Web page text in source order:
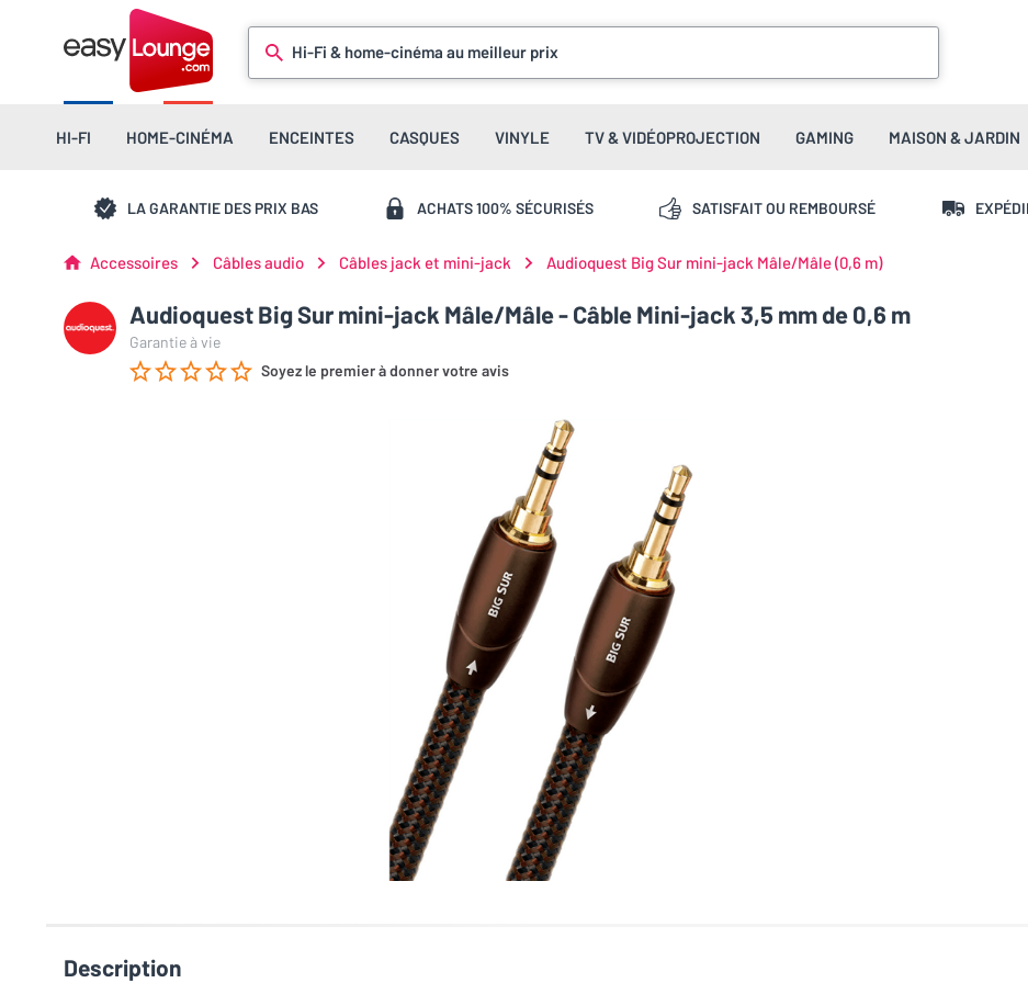
Hi-Fi & home-cinéma au meilleur prix
HI-FI HOME-CINÉMA ENCEINTES CASQUES VINYLE TV & VIDÉOPROJECTION GAMING MAISON & JARDIN
LA GARANTIE DES PRIX BAS ACHATS 100% SÉCURISÉS SATISFAIT OU REMBOURSÉ
Accessoires Câbles audio Câbles jack et mini-jack Audioquest Big Sur mini-jack Mâle/Mâle (0,6 m)
Audioquest Big Sur mini-jack Mâle/Mâle - Câble Mini-jack 3,5 mm de 0,6 m
Garantie à vie
Soyez le premier à donner votre avis
Description